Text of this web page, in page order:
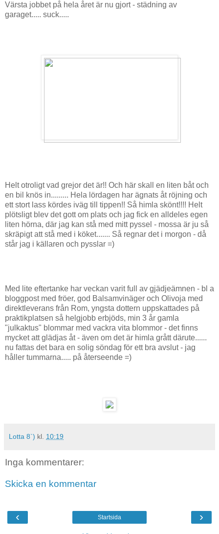
Värsta jobbet på hela året är nu gjort - städning av
garaget..... suck.....
Helt otroligt vad grejor det är!! Och här skall en liten båt och
en bil knös in......... Hela lördagen har ägnats åt röjning och
ett stort lass kördes iväg till tippen!! Så himla skönt!!!! Helt
plötsligt blev det gott om plats och jag fick en alldeles egen
liten hörna, där jag kan stå med mitt pyssel - mossa är ju så
skräpigt att stå med i köket....... Så regnar det i morgon - då
står jag i källaren och pysslar =)
Med lite eftertanke har veckan varit full av gjädjeämnen - bl a
bloggpost med fröer, god Balsamvinäger och Olivoja med
direktleverans från Rom, yngsta dottern uppskattades på
praktikplatsen så helgjobb erbjöds, min 3 år gamla
"julkaktus" blommar med vackra vita blommor - det finns
mycket att glädjas åt - även om det är himla grått därute......
nu fattas det bara en solig söndag för ett bra avslut - jag
håller tummarna..... på återseende =)
Lotta 8`) kl. 10:19
Inga kommentarer:
Skicka en kommentar
‹ ›
Startsida